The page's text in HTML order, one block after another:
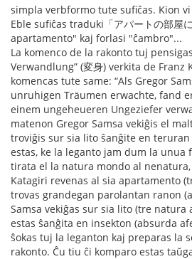
simpla verbformo tute sufiĉas. Kion
Eble sufiĉas traduki「アパートの部屋
apartamento" kaj forlasi "ĉambro"...
La komenco de la rakonto tuj
Verwandlung” (変身) verkita de Franz
komencas tute same: “Als Gregor
unruhigen Träumen erwachte, fand
einem ungeheueren Ungeziefer
matenon Gregor Samsa vekiĝis el
troviĝis sur sia lito ŝanĝite en teruran
estas, ke la leganto jam dum la unua
tirata el la natura mondo al
Katagiri revenas al sia apartamento
trovas grandegan parolantan ranon
Samsa vekiĝas sur sia lito (tre natura
estas ŝanĝita en insekton (absurda
ŝokas tuj la leganton kaj preparas la
rakonto. Ĉu tiu ĉi komparo estas